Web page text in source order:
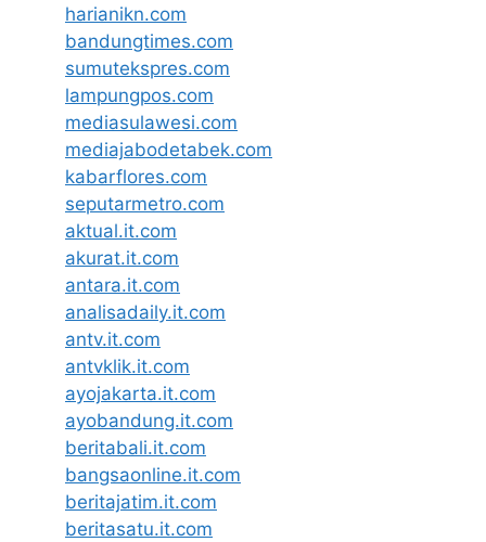
harianikn.com
bandungtimes.com
sumutekspres.com
lampungpos.com
mediasulawesi.com
mediajabodetabek.com
kabarflores.com
seputarmetro.com
aktual.it.com
akurat.it.com
antara.it.com
analisadaily.it.com
antv.it.com
antvklik.it.com
ayojakarta.it.com
ayobandung.it.com
beritabali.it.com
bangsaonline.it.com
beritajatim.it.com
beritasatu.it.com